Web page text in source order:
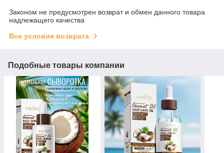
Законом не предусмотрен возврат и обмен данного товара
надлежащего качества
Все условия возврата
Подобные товары компании